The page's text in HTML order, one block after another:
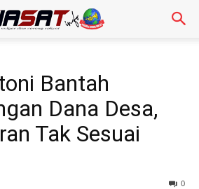
Bantah
Dana Desa,
Tak Sesuai
0